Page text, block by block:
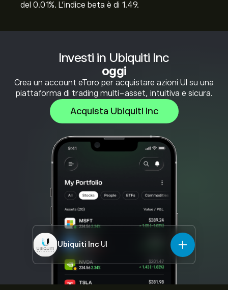
Investi in Ubiquiti Inc
oggi
Crea un account eToro per acquistare azioni UI su una
piattaforma di trading multi-asset, intuitiva e sicura.
Acquista Ubiquiti Inc
Ubiquiti Inc UI
del 0.01%. L'indice beta è di 1.49.